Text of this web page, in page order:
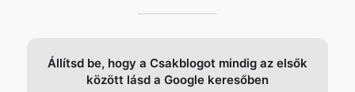
Állítsd be, hogy a Csakblogot mindig az elsők
között lásd a Google keresőben